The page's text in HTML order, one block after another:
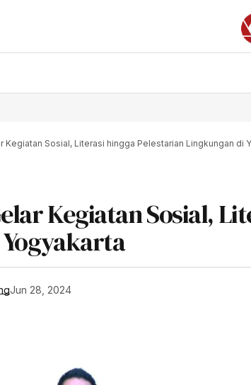
Kegiatan Sosial, Literasi hingga Pelestarian Lingkungan di
Kegiatan Sosial,
Jun 28, 2024